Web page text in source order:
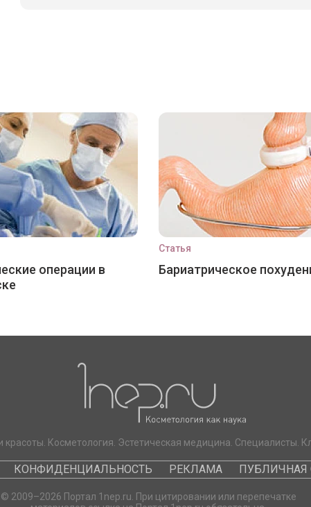
операции в
Статья
Бариатрическое
красоты. Косметология. Эстетическая медицина. Специалисты.
КОНФИДЕНЦИАЛЬНОСТЬ РЕКЛАМА ПУБЛИЧНАЯ
© 2009–2026 Портал 1nep.ru. При цитировании или перепечатке